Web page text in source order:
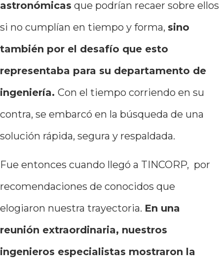
astronómicas que podrían recaer sobre ellos
si no cumplían en tiempo y forma, sino
también por el desafío que esto
representaba para su departamento de
ingeniería. Con el tiempo corriendo en su
contra, se embarcó en la búsqueda de una
solución rápida, segura y respaldada.
Fue entonces cuando llegó a TINCORP, por
recomendaciones de conocidos que
elogiaron nuestra trayectoria. En una
reunión extraordinaria, nuestros
ingenieros especialistas mostraron la